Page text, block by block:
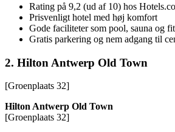
Rating på 9,2 (ud af 10) hos
Prisvenligt hotel med høj komfort
Gode faciliteter som pool, sauna og
Gratis parkering og nem adgang til
2. Hilton Antwerp Old Town
[Groenplaats 32]
Hilton Antwerp Old Town
[Groenplaats 32]